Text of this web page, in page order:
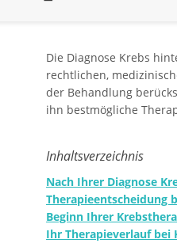
Die Diagnose Krebs
rechtlichen,
der Behandlung
ihn bestmögliche
Inhaltsverzeichnis
Nach Ihrer Diagnose
Therapieentscheidung
Beginn Ihrer
Ihr Therapieverlauf bei